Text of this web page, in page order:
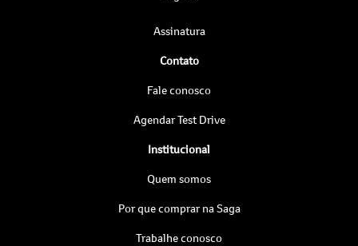
Assinatura
Contato
Fale conosco
Agendar Test Drive
Institucional
Quem somos
Por que comprar na Saga
Trabalhe conosco